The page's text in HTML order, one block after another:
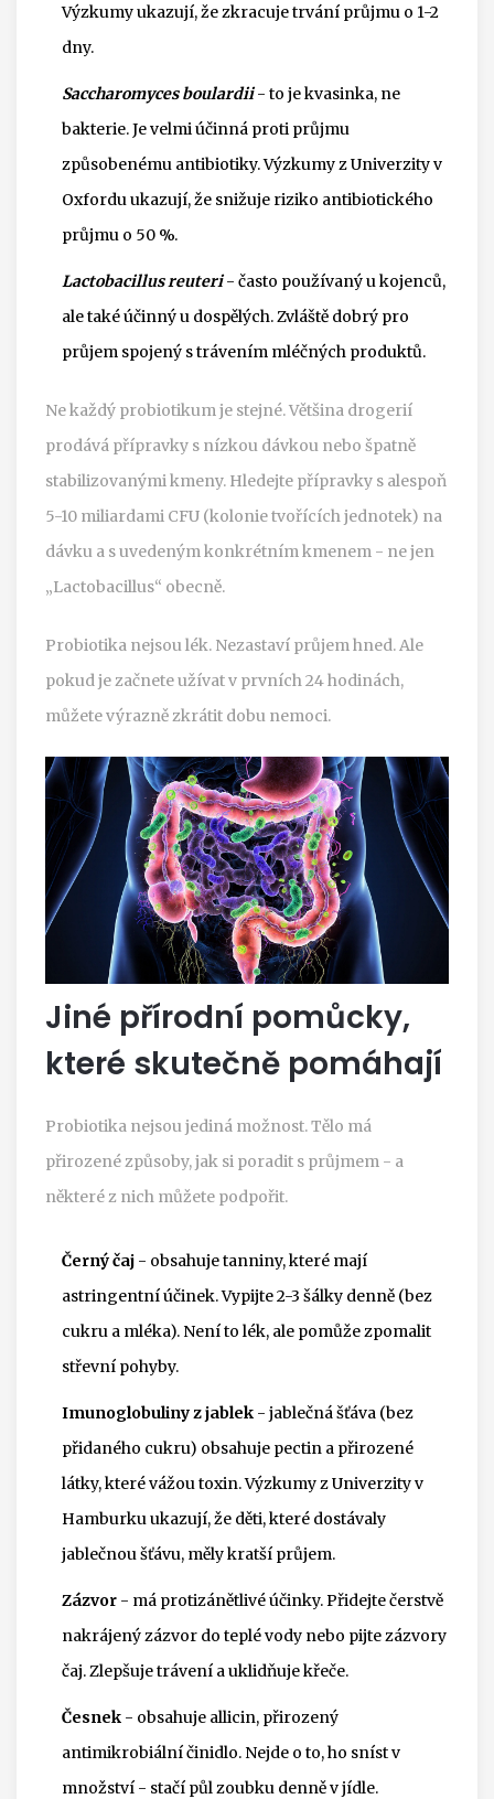
Výzkumy ukazují, že zkracuje trvání průjmu o 1-2
dny.
Saccharomyces boulardii- to je kvasinka, ne
bakterie. Je velmi účinná proti průjmu
způsobenému antibiotiky. Výzkumy z Univerzity v
Oxfordu ukazují, že snižuje riziko antibiotického
průjmu o 50 %.
Lactobacillus reuteri- často používaný u kojenců,
ale také účinný u dospělých. Zvláště dobrý pro
průjem spojený s trávením mléčných produktů.
Ne každý probiotikum je stejné. Většina drogerií
prodává přípravky s nízkou dávkou nebo špatně
stabilizovanými kmeny. Hledejte přípravky s alespoň
5-10 miliardami CFU (kolonie tvořících jednotek) na
dávku a s uvedeným konkrétním kmenem - ne jen
„Lactobacillus“ obecně.
Probiotika nejsou lék. Nezastaví průjem hned. Ale
pokud je začnete užívat v prvních 24 hodinách,
můžete výrazně zkrátit dobu nemoci.
Jiné přírodní pomůcky,
které skutečně pomáhají
Probiotika nejsou jediná možnost. Tělo má
přirozené způsoby, jak si poradit s průjmem - a
některé z nich můžete podpořit.
Černý čaj - obsahuje tanniny, které mají
astringentní účinek. Vypijte 2-3 šálky denně (bez
cukru a mléka). Není to lék, ale pomůže zpomalit
střevní pohyby.
Imunoglobuliny z jablek - jablečná šťáva (bez
přidaného cukru) obsahuje pectin a přirozené
látky, které vážou toxin. Výzkumy z Univerzity v
Hamburku ukazují, že děti, které dostávaly
jablečnou šťávu, měly kratší průjem.
Zázvor - má protizánětlivé účinky. Přidejte čerstvě
nakrájený zázvor do teplé vody nebo pijte zázvory
čaj. Zlepšuje trávení a uklidňuje křeče.
Česnek - obsahuje allicin, přirozený
antimikrobiální činidlo. Nejde o to, ho sníst v
množství - stačí půl zoubku denně v jídle.